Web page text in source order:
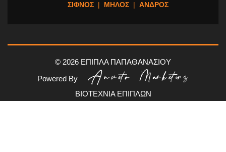
ΣΙΦΝΟΣ | ΜΗΛΟΣ | ΑΝΔΡΟΣ
© 2026 ΕΠΙΠΛΑ ΠΑΠΑΘΑΝΑΣΙΟΥ
Powered By
ΒΙΟΤΕΧΝΙΑ ΕΠΙΠΛΩΝ